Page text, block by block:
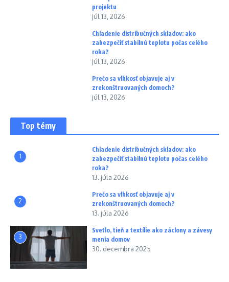
projektu
júl 13, 2026
Chladenie distribučných skladov: ako
zabezpečiť stabilnú teplotu počas celého
roka?
júl 13, 2026
Prečo sa vlhkosť objavuje aj v
zrekonštruovaných domoch?
júl 13, 2026
Top témy
1
Chladenie distribučných skladov: ako
zabezpečiť stabilnú teplotu počas celého
roka?
13. júla 2026
2
Prečo sa vlhkosť objavuje aj v
zrekonštruovaných domoch?
13. júla 2026
3
Svetlo, tieň a textílie ako záclony a závesy
menia domov
30. decembra 2025